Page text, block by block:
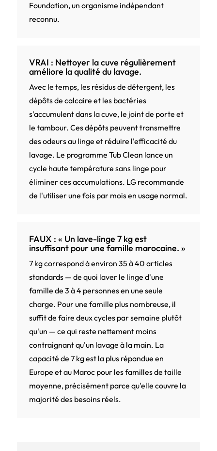
Foundation, un organisme indépendant
reconnu.
VRAI : Nettoyer la cuve régulièrement
améliore la qualité du lavage.
Avec le temps, les résidus de détergent, les
dépôts de calcaire et les bactéries
s'accumulent dans la cuve, le joint de porte et
le tambour. Ces dépôts peuvent transmettre
des odeurs au linge et réduire l'efficacité du
lavage. Le programme Tub Clean lance un
cycle haute température sans linge pour
éliminer ces accumulations. LG recommande
de l'utiliser une fois par mois en usage normal.
FAUX : « Un lave-linge 7 kg est
insuffisant pour une famille marocaine. »
7 kg correspond à environ 35 à 40 articles
standards — de quoi laver le linge d'une
famille de 3 à 4 personnes en une seule
charge. Pour une famille plus nombreuse, il
suffit de faire deux cycles par semaine plutôt
qu'un — ce qui reste nettement moins
contraignant qu'un lavage à la main. La
capacité de 7 kg est la plus répandue en
Europe et au Maroc pour les familles de taille
moyenne, précisément parce qu'elle couvre la
majorité des besoins réels.